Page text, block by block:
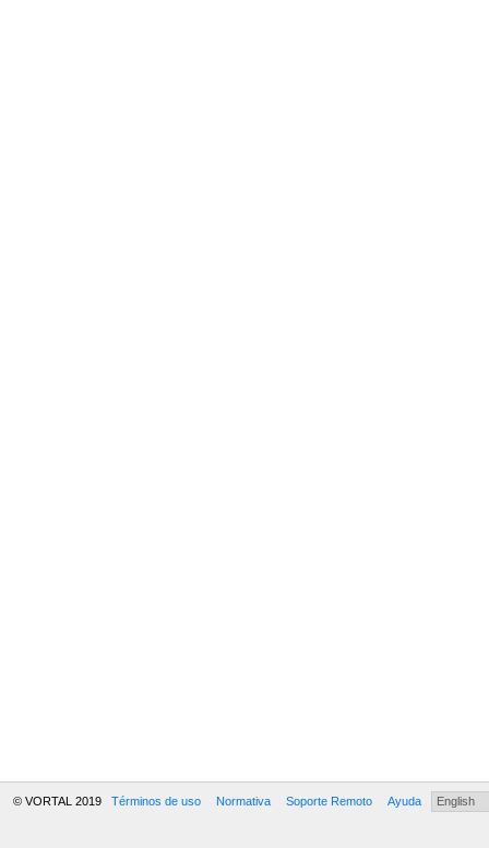
© VORTAL 2019 Términos de uso Normativa Soporte Remoto Ayuda